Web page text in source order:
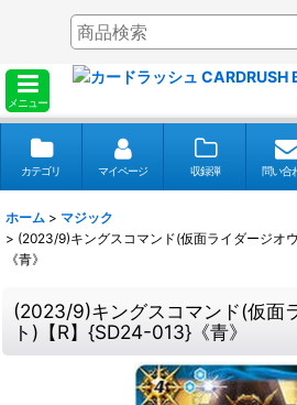
メニュー
カテゴリ マイページ 収録弾 問い合
ホーム > マジック
> (2023/9)キングスコマンド(仮面ライダージオ
《青》
(2023/9)キングスコマンド(仮面
ト)【R】{SD24-013}《青》